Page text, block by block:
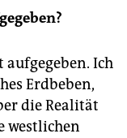
Ich
Erdbeben,
die Realität
westlichen